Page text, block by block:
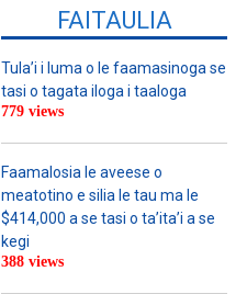
FAITAULIA
Tula’i i luma o le faamasinoga se
tasi o tagata iloga i taaloga
779 views
Faamalosia le aveese o
meatotino e silia le tau ma le
$414,000 a se tasi o ta’ita’i a se
kegi
388 views